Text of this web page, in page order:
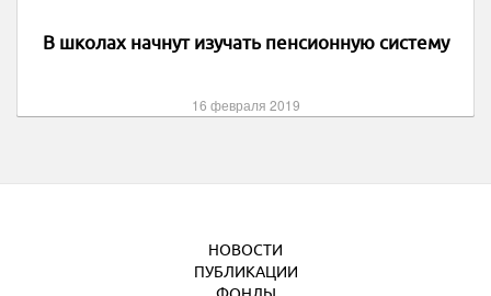
В школах начнут изучать пенсионную систему
16 февраля 2019
НОВОСТИ
ПУБЛИКАЦИИ